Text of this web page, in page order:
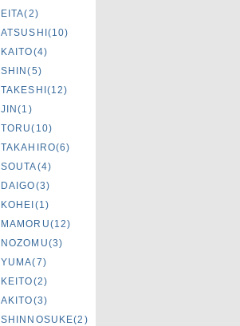
EITA(2)
ATSUSHI(10)
KAITO(4)
SHIN(5)
TAKESHI(12)
JIN(1)
TORU(10)
TAKAHIRO(6)
SOUTA(4)
DAIGO(3)
KOHEI(1)
MAMORU(12)
NOZOMU(3)
YUMA(7)
KEITO(2)
AKITO(3)
SHINNOSUKE(2)